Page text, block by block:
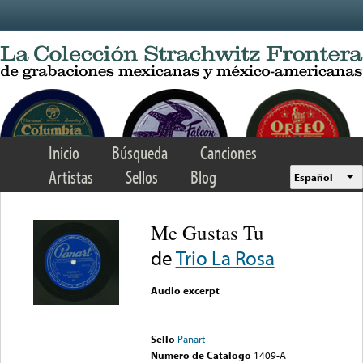
Inicio Búsqueda
Canciones
Artistas
Sellos Blog Español
Me Gustas Tu
deTrio La Rosa
Audio excerpt
Sello Panart
Numero de Catalogo 1409-A